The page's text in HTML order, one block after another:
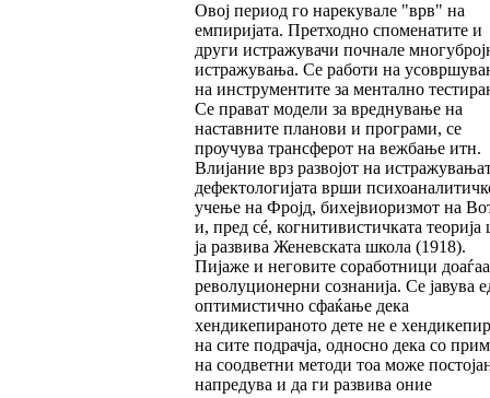
Овој период го нарекувале "врв" на
емпиријата. Претходно споменатите и
други истражувачи почнале
истражувања. Се работи на
на инструментите за ментално
Се прават модели за вреднување на
наставните планови и програми, се
проучува трансферот на вежбање итн.
Влијание врз развојот на
дефектологијата врши
учење на Фројд, бихејвиоризмот на
и, пред сé, когнитивистичката теорија
ја развива Женевската школа (1918).
Пијаже и неговите соработници
револуционерни сознанија. Се јавува
оптимистично сфаќање дека
хендикепираното дете не е
на сите подрачја, односно дека со
на соодветни методи тоа може
напредува и да ги развива оние